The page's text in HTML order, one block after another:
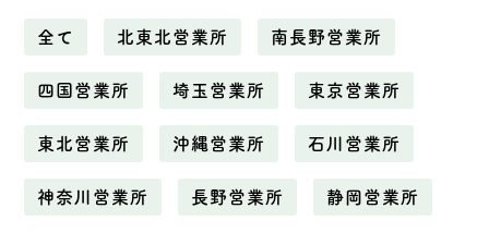
全て 北東北営業所 南長野営業所
四国営業所 埼玉営業所 東京営業所
東北営業所 沖縄営業所 石川営業所
神奈川営業所 長野営業所 静岡営業所